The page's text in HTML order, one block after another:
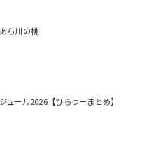
ら川の桃
ュール2026【ひらつーまとめ】